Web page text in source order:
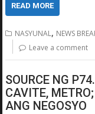
READ MORE
NASYUNAL, NEWS
Leave a comment
SOURCE NG
CAVITE,
ANG NEGOSYO